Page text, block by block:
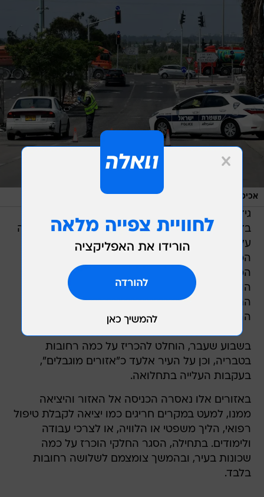
אכיפת הסגר באלעד, בשבוע שעבר / ראובן קסטרו
גידול משמעותי במספר המאובחנים נרשם גם
בדימונה, שם אובחנו 55 מקרי הידבקות, מה שמהווה
עלייה של 87.3% בשלושה ימים. על פי דוח מרכז
המידע והידע למאבק בקורונה, שמפרסם אגף
המודיעין (אמ"ן) בצה"ל, מקור התחלואה בדימונה
הוא בעיקר בשכונות מרכז העיר. מבחינת שיעור
התחלואה ביחס למספר התושבים, נמצאות בראש
הרשימה ערערה, רהט ובאקה אל-גרבייה.
בשבוע שעבר, הוחלט להכריז על כמה רחובות
בטבריה, וכן על העיר אלעד כ"אזורים מוגבלים",
בעקבות העלייה בתחלואה.
באזורים אלו נאסרה הכניסה אל האזור והיציאה
ממנו, למעט במקרים חריגים כמו יציאה לקבלת טיפול
רפואי, הליך משפטי או הלוויה, או לצרכי עבודה
ולימודים. בתחילה, הסגר החלקי הוכרז על כמה
שכונות בעיר, ובהמשך צומצמם לשלושה רחובות
בלבד.